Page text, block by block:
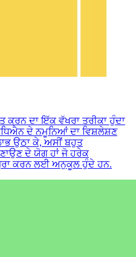
ਕਰਨ ਦਾ ਇੱਕ ਵੱਖਰਾ ਤਰੀਕਾ ਹੁੰਦਾ
ਦੇ ਨਮੂਨਿਆਂ ਦਾ ਵਿਸ਼ਲੇਸ਼ਣ
ਉਠਾ ਕੇ, ਅਸੀਂ ਬਹੁਤ
ਦੇ ਯੋਗ ਹਾਂ ਜੋ ਹਰੇਕ
ਕਰਨ ਲਈ ਅਨੁਕੂਲ ਹੁੰਦੇ ਹਨ.